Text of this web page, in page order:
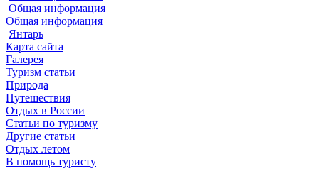
Общая информация
Общая информация
Янтарь
Карта сайта
Галерея
Туризм статьи
Природа
Путешествия
Отдых в России
Статьи по туризму
Другие статьи
Отдых летом
В помощь туристу